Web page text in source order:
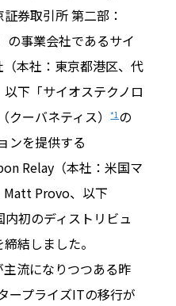
券取引所 第二部：
の事業会社であるサイ
本社：東京都港区、代
下「サイオステクノロ
クーバネティス）*1の
ンを提供する
Relay（本社：米国マ
Matt Provo、以下
内初のディストリビュ
結しました。
流になりつつある昨
ープライズITの移行が